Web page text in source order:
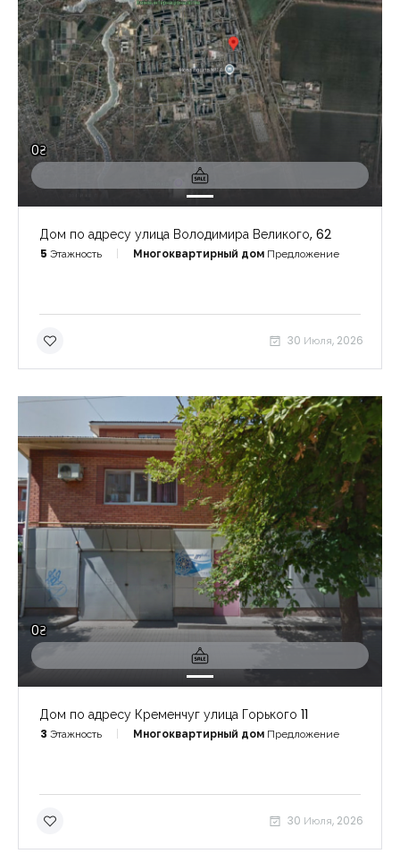
0₴
Дом по адресу улица Володимира Великого, 62
5 Этажность Многоквартирный дом Предложение
30 Июля, 2026
0₴
Дом по адресу Кременчуг улица Горького 11
3 Этажность Многоквартирный дом Предложение
30 Июля, 2026
Войти